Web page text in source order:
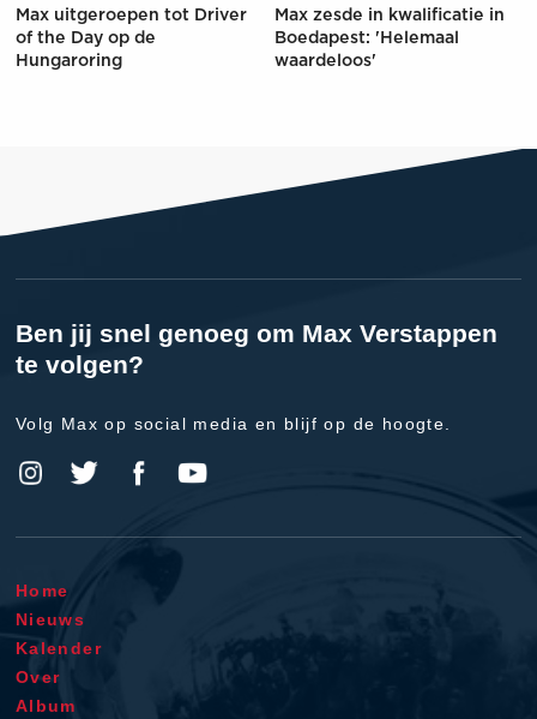
Max uitgeroepen tot Driver
of the Day op de
Hungaroring
Max zesde in kwalificatie in
Boedapest: 'Helemaal
waardeloos'
Ben jij snel genoeg om Max Verstappen
te volgen?
Volg Max op social media en blijf op de hoogte.
Home
Nieuws
Kalender
Over
Album